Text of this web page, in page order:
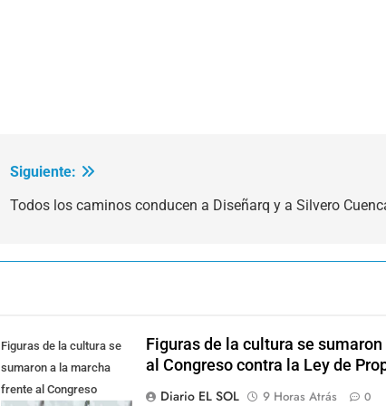
Siguiente:
Todos los caminos conducen a Diseñarq y a Silvero
Figuras de la cultura se
sumaron a la marcha
frente al Congreso
Figuras de la cultura se
al Congreso contra la Ley de
Diario EL SOL
9 Horas Atrás 0